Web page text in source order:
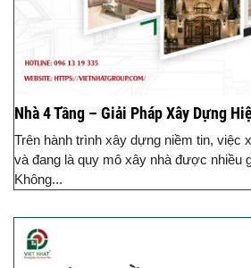
Nhà 4 Tầng – Giải Pháp Xây Dựng
Trên hành trình xây dựng niềm tin, việc
và đang là quy mô xây nhà được nhiều
Không...